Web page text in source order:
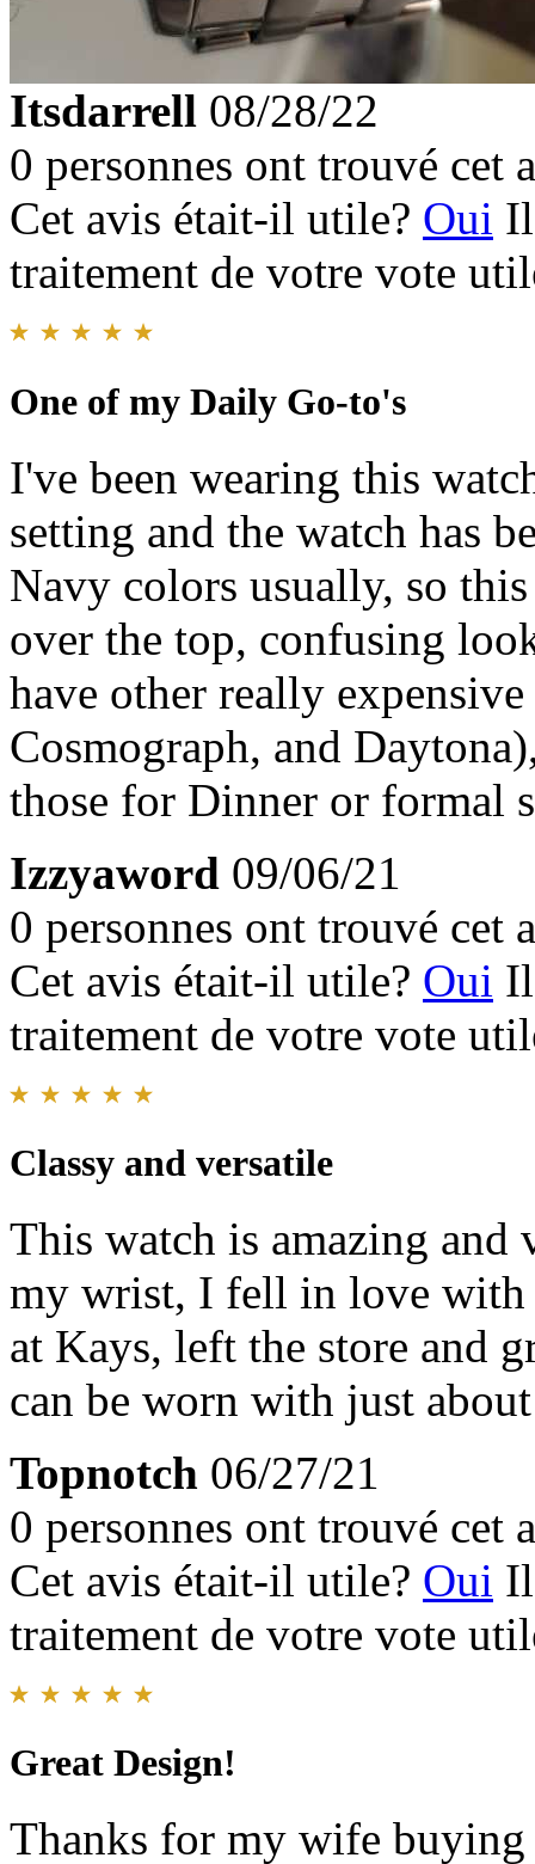
Itsdarrell 08/28/22
0 personnes ont trouvé cet
Cet avis était-il utile? Oui
traitement de votre vote
One of my Daily Go-to's
I've been wearing this
setting and the watch has
Navy colors usually, so
over the top, confusing
have other really
Cosmograph, and
those for Dinner or formal
Izzyaword 09/06/21
0 personnes ont trouvé cet
Cet avis était-il utile? Oui
traitement de votre vote
Classy and versatile
This watch is amazing and
my wrist, I fell in love with
at Kays, left the store and
can be worn with just
Topnotch 06/27/21
0 personnes ont trouvé cet
Cet avis était-il utile? Oui
traitement de votre vote
Great Design!
Thanks for my wife